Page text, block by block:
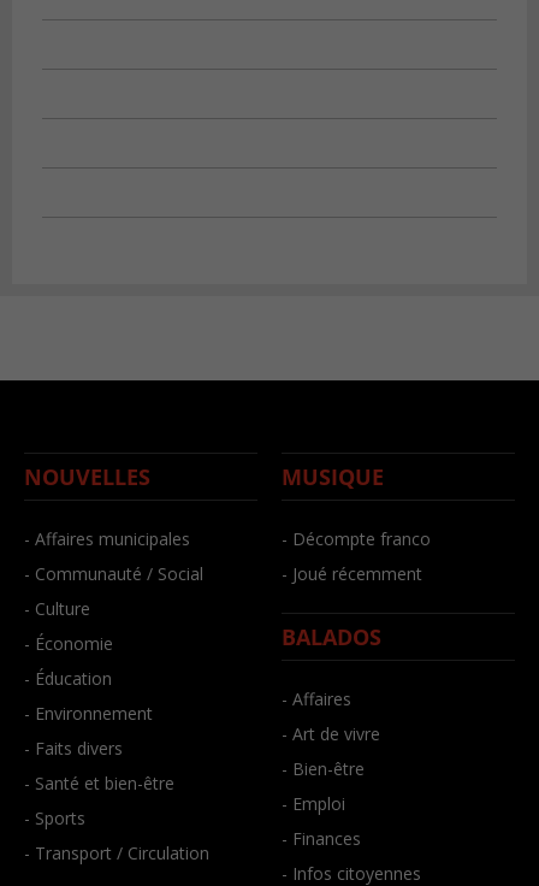
NOUVELLES
- Affaires municipales
- Communauté / Social
- Culture
- Économie
- Éducation
- Environnement
- Faits divers
- Santé et bien-être
- Sports
- Transport / Circulation
MUSIQUE
- Décompte franco
- Joué récemment
BALADOS
- Affaires
- Art de vivre
- Bien-être
- Emploi
- Finances
- Infos citoyennes